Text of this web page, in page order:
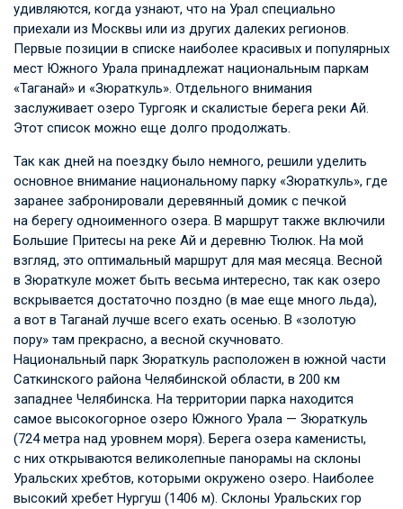
удивляются, когда узнают, что на Урал специально
приехали из Москвы или из других далеких регионов.
Первые позиции в списке наиболее красивых и популярных
мест Южного Урала принадлежат национальным паркам
«Таганай» и «Зюраткуль». Отдельного внимания
заслуживает озеро Тургояк и скалистые берега реки Ай.
Этот список можно еще долго продолжать.
Так как дней на поездку было немного, решили уделить
основное внимание национальному парку «Зюраткуль», где
заранее забронировали деревянный домик с печкой
на берегу одноименного озера. В маршрут также включили
Большие Притесы на реке Ай и деревню Тюлюк. На мой
взгляд, это оптимальный маршрут для мая месяца. Весной
в Зюраткуле может быть весьма интересно, так как озеро
вскрывается достаточно поздно (в мае еще много льда),
а вот в Таганай лучше всего ехать осенью. В «золотую
пору» там прекрасно, а весной скучновато.
Национальный парк Зюраткуль расположен в южной части
Саткинского района Челябинской области, в 200 км
западнее Челябинска. На территории парка находится
самое высокогорное озеро Южного Урала — Зюраткуль
(724 метра над уровнем моря). Берега озера каменисты,
с них открываются великолепные панорамы на склоны
Уральских хребтов, которыми окружено озеро. Наиболее
высокий хребет Нургуш (1406 м). Склоны Уральских гор